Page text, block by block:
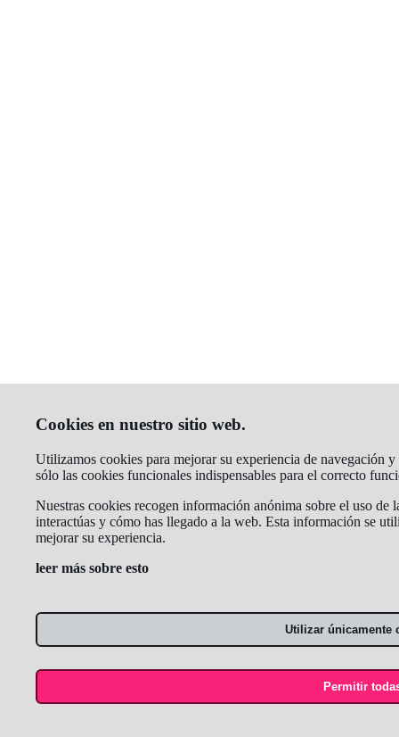
Cookies en nuestro sitio web.
Utilizamos cookies para mejorar su experiencia de navegación
sólo las cookies funcionales indispensables para el correcto
Nuestras cookies recogen información anónima sobre el uso de
interactúas y cómo has llegado a la web. Esta información se
mejorar su experiencia.
leer más sobre esto
Utilizar únicamente
Permitir